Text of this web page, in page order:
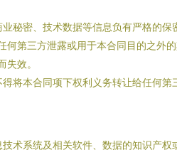
秘密、技术数据等信息负有严格的保
何第三方泄露或用于本合同目的之外
效。
将本合同项下权利义务转让给任何第
术系统及相关软件、数据的知识产权